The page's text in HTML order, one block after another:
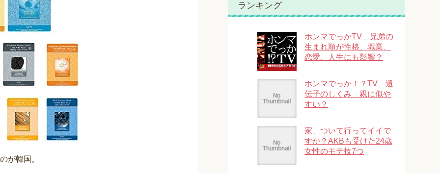
が韓国。
ランキング
ホンマでっかTV 兄弟の
生まれ順が性格、職業、
恋愛、人生にも影響？
ホンマでっか！？TV 遺
伝子のしくみ 親に似や
すい？
家、ついて行ってイイで
すか？AKBも受けた24歳
女性のモテ技7つ